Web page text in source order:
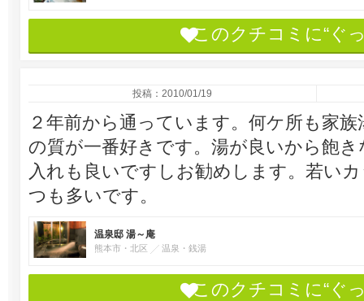
このクチコミに“ぐ
投稿：2010/01/19
２年前から通っています。何ケ所も家
の質が一番好きです。湯が良いから飽
入れも良いですしお勧めします。若い
つも多いです。
温泉邸 湯～庵
熊本市・北区 温泉・銭湯
このクチコミに“ぐ